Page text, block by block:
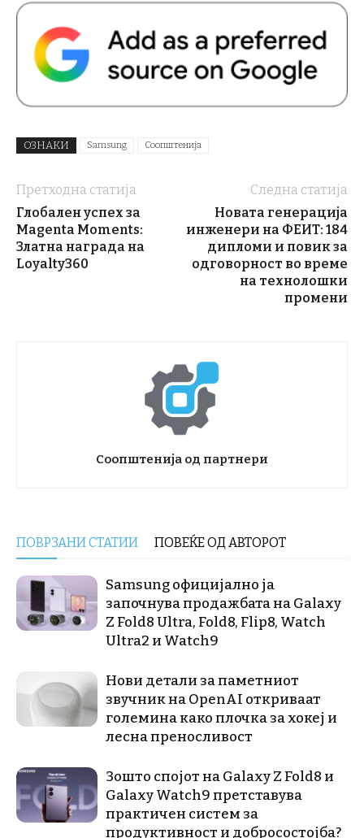
ОЗНАКИ Samsung Соопштенија
Претходна статија
Глобален успех за
Magenta Moments:
Златна награда на
Loyalty360
Следна статија
Новата генерација
инженери на ФЕИТ: 184
дипломи и повик за
одговорност во време
на технолошки
промени
Соопштенија од партнери
ПОВРЗАНИ СТАТИИ ПОВЕЌЕ ОД АВТОРОТ
Samsung официјално ја
започнува продажбата на Galaxy
Z Fold8 Ultra, Fold8, Flip8, Watch
Ultra2 и Watch9
Нови детали за паметниот
звучник на OpenAI откриваат
големина како плочка за хокеј и
лесна преносливост
Зошто спојот на Galaxy Z Fold8 и
Galaxy Watch9 претставува
практичен систем за
продуктивност и добросостојба?